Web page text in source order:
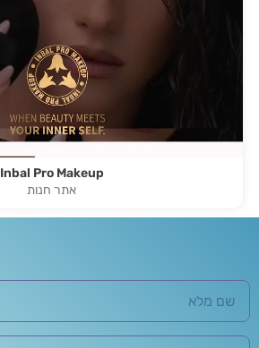
Inbal Pro Makeup
אתר חנות